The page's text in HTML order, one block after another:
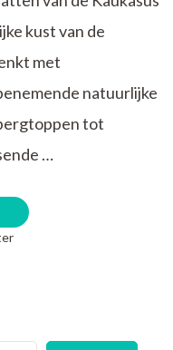
kust van de
met
natuurlijke
tot
…
op